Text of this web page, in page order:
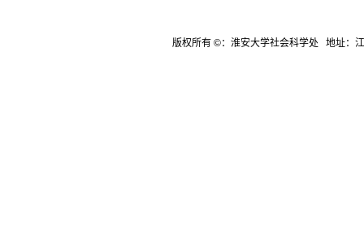
版权所有 ©：淮安大学社会科学处 地址：